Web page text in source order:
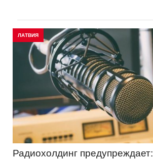
ЛАТВИЯ
Радиохолдинг предупреждает: